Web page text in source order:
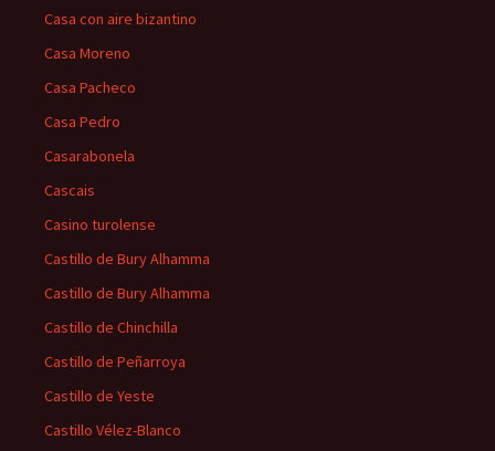
Casa con aire bizantino
Casa Moreno
Casa Pacheco
Casa Pedro
Casarabonela
Cascais
Casino turolense
Castillo de Bury Alhamma
Castillo de Bury Alhamma
Castillo de Chinchilla
Castillo de Peñarroya
Castillo de Yeste
Castillo Vélez-Blanco